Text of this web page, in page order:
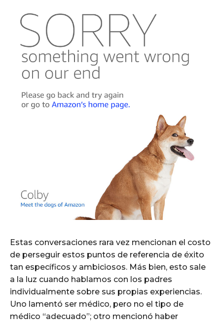
Estas conversaciones rara vez mencionan el costo
de perseguir estos puntos de referencia de éxito
tan específicos y ambiciosos. Más bien, esto sale
a la luz cuando hablamos con los padres
individualmente sobre sus propias experiencias.
Uno lamentó ser médico, pero no el tipo de
médico “adecuado”; otro mencionó haber